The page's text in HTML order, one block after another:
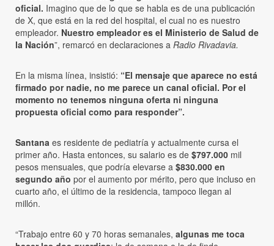
oficial. Imagino que de lo que se habla es de una publicación
de X, que está en la red del hospital, el cual no es nuestro
empleador. Nuestro empleador es el Ministerio de Salud de
la Nación”, remarcó en declaraciones a Radio Rivadavia.
En la misma línea, insistió: “El mensaje que aparece no está
firmado por nadie, no me parece un canal oficial. Por el
momento no tenemos ninguna oferta ni ninguna
propuesta oficial como para responder”.
Santana es residente de pediatría y actualmente cursa el
primer año. Hasta entonces, su salario es de $797.000 mil
pesos mensuales, que podría elevarse a $830.000 en
segundo año por el aumento por mérito, pero que incluso en
cuarto año, el último de la residencia, tampoco llegan al
millón.
“Trabajo entre 60 y 70 horas semanales, algunas me toca